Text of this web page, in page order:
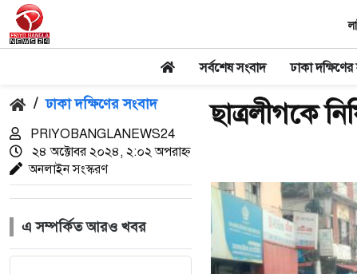
সর্বশেষ সংবাদ ঢাকা
/ ঢাকা দক্ষিণের সংবাদ
PRIYOBANGLANEWS24
২৪ অক্টোবর ২০২৪, ২:০২ অপরাহ্ন
অনলাইন সংস্করণ
এ সম্পর্কিত আরও খবর
ছাত্রলীগকে